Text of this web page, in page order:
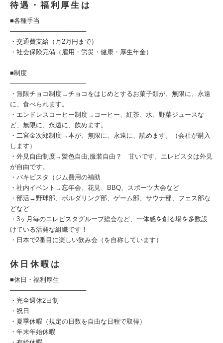
待遇・福利厚生は
■各種手当
─────────────────
・交通費支給（月2万円まで）
・社会保険完備（雇用・労災・健康・厚生年金）
■制度
─────────────────
・無限チョコ制度→チョコをはじめとするお菓子類が、無限に、永遠
に、食べられます。
・エンドレスコーヒー制度→コーヒー、紅茶、水、野菜ジュースな
ど、無限に、永遠に、飲めます。
・二宮金次郎制度→本が、無限に、永遠に、読めます。（会社が購入
します）
・外見自由制度→髪色自由,服装自由？ 甘いです。エレビスタは外見
が自由です。
・バキビスタ（ジム費用の補助
・社内イベント→忘年会、花見、BBQ、スポーツ大会など
・部活→野球部、ボルダリング部、ゲーム部、サウナ部、フェス部な
どなど
・3ヶ月毎のエレビスタグループ総会など、一体感を創る場を多数設
けている活発な組織です！
・日本で2番目に楽しい飲み会（を自称しています）
休日休暇は
■休日・福利厚生
─────────────────
・完全週休2日制
・祝日
・夏季休暇（規定の日数を自由な日程で取得）
・年末年始休暇